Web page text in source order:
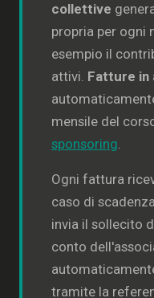
collettive
propria per ogni
esempio il
attivi. Fatture in
mensile del
sponsoring.
Ogni fattura
caso di
invia il sollecito
conto
tramite la